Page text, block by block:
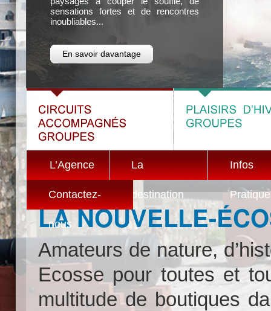
sensations fortes et de rencontres
inoubliables...
En savoir davantage
L’Agence La
destination
Infos
Contactez-
nous
LA NOUVELLE-
Amateurs de nature,
Ecosse pour toutes et
multitude de boutiques